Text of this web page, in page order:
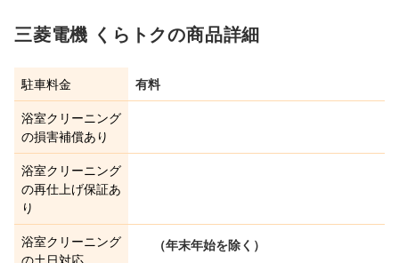
三菱電機 くらトクの商品詳細
駐車料金 有料
浴室クリーニング
の損害補償あり
浴室クリーニング
の再仕上げ保証あ
り
浴室クリーニング
の土日対応
（年末年始を除く）